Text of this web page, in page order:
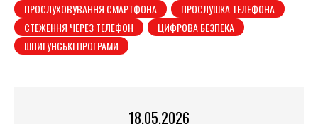
ПРОСЛУХОВУВАННЯ СМАРТФОНА
ПРОСЛУШКА ТЕЛЕФОНА
СТЕЖЕННЯ ЧЕРЕЗ ТЕЛЕФОН
ЦИФРОВА БЕЗПЕКА
ШПИГУНСЬКІ ПРОГРАМИ
18.05.2026